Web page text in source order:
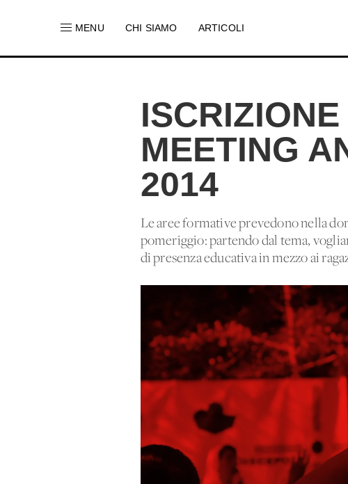
MENU CHI SIAMO ARTICOLI
MEETING
2014
Le aree formative prevedono nella
pomeriggio: partendo dal tema,
di presenza educativa in mezzo ai